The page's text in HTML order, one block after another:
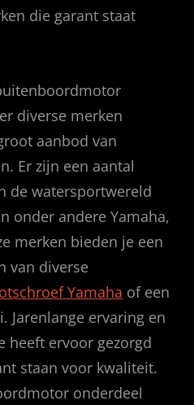
die garant staat
diverse merken
aanbod van
Er zijn een aantal
de watersportwereld
onder andere Yamaha,
merken bieden je een
van diverse
Yamaha of een
Jarenlange ervaring en
heeft ervoor gezorgd
staan voor kwaliteit.
onderdeel